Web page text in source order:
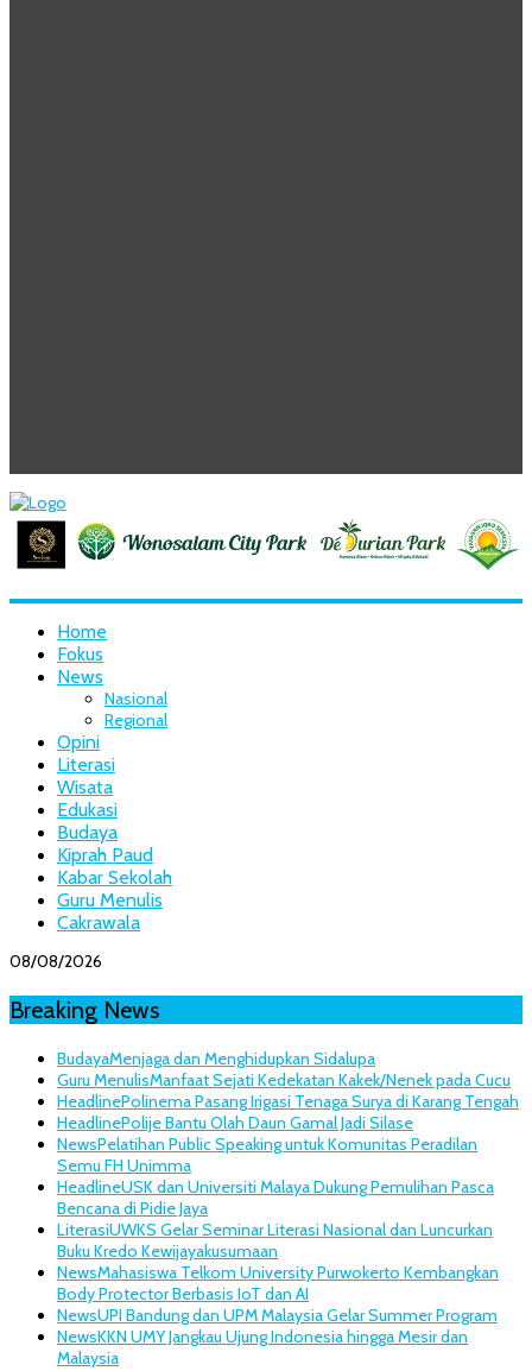
Home
Fokus
News
Nasional
Regional
Opini
Literasi
Wisata
Edukasi
Budaya
Kiprah Paud
Kabar Sekolah
Guru Menulis
Cakrawala
08/08/2026
Breaking News
BudayaMenjaga dan Menghidupkan Sidalupa
Guru MenulisManfaat Sejati Kedekatan Kakek/Nenek pada Cucu
HeadlinePolinema Pasang Irigasi Tenaga Surya di Karang Tengah
HeadlinePolije Bantu Olah Daun Gamal Jadi Silase
NewsPelatihan Public Speaking untuk Komunitas Peradilan
Semu FH Unimma
HeadlineUSK dan Universiti Malaya Dukung Pemulihan Pasca
Bencana di Pidie Jaya
LiterasiUWKS Gelar Seminar Literasi Nasional dan Luncurkan
Buku Kredo Kewijayakusumaan
NewsMahasiswa Telkom University Purwokerto Kembangkan
Body Protector Berbasis IoT dan AI
NewsUPI Bandung dan UPM Malaysia Gelar Summer Program
NewsKKN UMY Jangkau Ujung Indonesia hingga Mesir dan
Malaysia